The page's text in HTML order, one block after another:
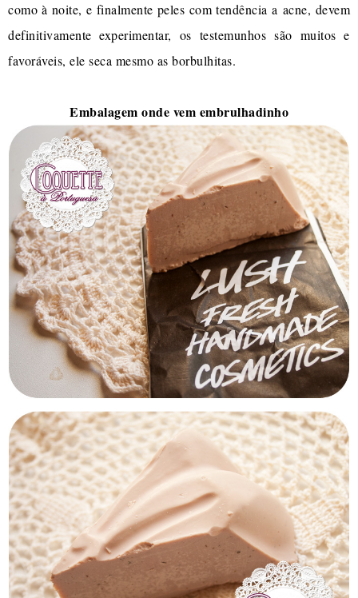
como à noite, e finalmente peles com tendência a acne, devem
definitivamente experimentar, os testemunhos são muitos e
favoráveis, ele seca mesmo as borbulhitas.
Embalagem onde vem embrulhadinho